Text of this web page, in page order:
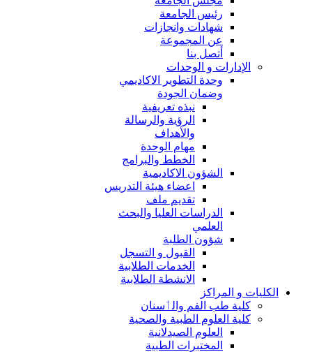
رئيس الجامعة
شهادات وانجازات
عن المجموعة
أتصل بنا
الإدارات و الوحدات
وحدة التطوير الاكاديمي
وضمان الجودة
نبذه تعريفية
الرؤية والرسالة
والأهداف
مهام الوحدة
الخطط والبرامج
الشؤون الاكاديمية
اعضاء هيئة التدريس
تقديم ملف
الدراسات العليا والبحث
العلمي
شؤون الطلبة
القبول و التسجل
الخدمات الطلابية
الانشطة الطلابية
الكليات و المراكز
كلية طب الفم والٲسنان
كلية العلوم الطبية والصحية
العلوم الصيدلانية
المختبرات الطبية